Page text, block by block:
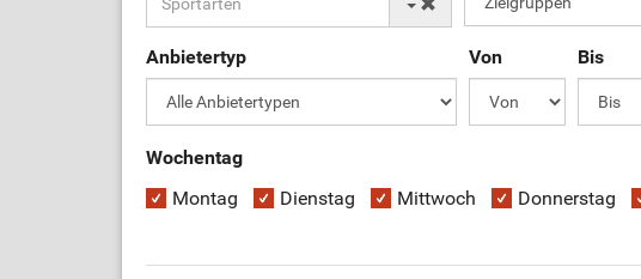
Anbietertyp Von Bis
Wochentag
Montag
Dienstag Mittwoch Donnerstag